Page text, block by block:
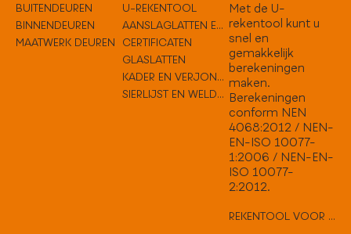
BUITENDEUREN
BINNENDEUREN
MAATWERK DEUREN
U-REKENTOOL
AANSLAGLATTEN EN TUSSENOPLOSSINGEN
CERTIFICATEN
GLASLATTEN
KADER EN VERJONGEN
SIERLIJST EN WELDORPELS
Met de U-
rekentool kunt u
snel en
gemakkelijk
berekeningen
maken.
Berekeningen
conform NEN
4068:2012 / NEN-
EN-ISO 10077-
1:2006 / NEN-EN-
ISO 10077-
2:2012.
REKENTOOL VOOR VLAKKE DEUREN